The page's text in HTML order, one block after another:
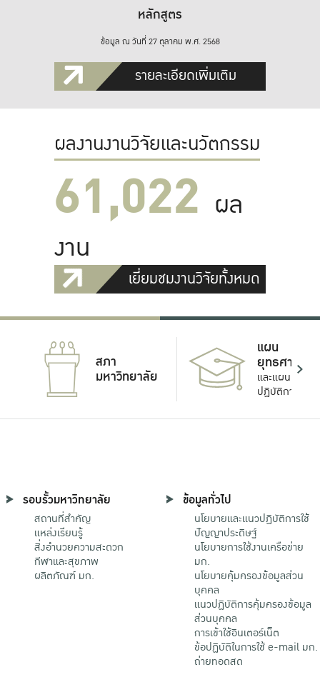
หลักสูตร
ข้อมูล ณ วันที่ 27 ตุลาคม พ.ศ. 2568
รายละเอียดเพิ่มเติม
ผลงานงานวิจัยและนวัตกรรม
61,022 ผล
งาน
เยี่ยมชมงานวิจัยทั้งหมด
สภา
มหาวิทยาลัย
แผน
ยุทธศาสตร์
และแผน
ปฏิบัติการ
รอบรั้วมหาวิทยาลัย
สถานที่สำคัญ
แหล่งเรียนรู้
สิ่งอำนวยความสะดวก
กีฬาและสุขภาพ
ผลิตภัณฑ์ มก.
ข้อมูลทั่วไป
นโยบายและแนวปฏิบัติการใช้
ปัญญาประดิษฐ์
นโยบายการใช้งานเครือข่าย
มก.
นโยบายคุ้มครองข้อมูลส่วน
บุคคล
แนวปฏิบัติการคุ้มครองข้อมูล
ส่วนบุคคล
การเข้าใช้อินเตอร์เน็ต
ข้อปฏิบัติในการใช้ e-mail มก.
ถ่ายทอดสด